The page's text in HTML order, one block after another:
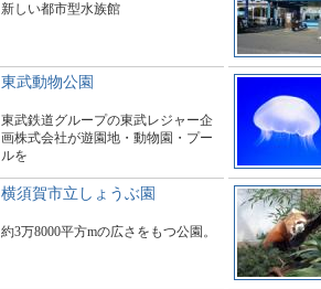
新しい都市型水族館
東武動物公園
東武鉄道グループの東武レジャー企
画株式会社が遊園地・動物園・プー
ルを
施設である。
横須賀市立しょうぶ園
約3万8000平方mの広さをもつ公園。